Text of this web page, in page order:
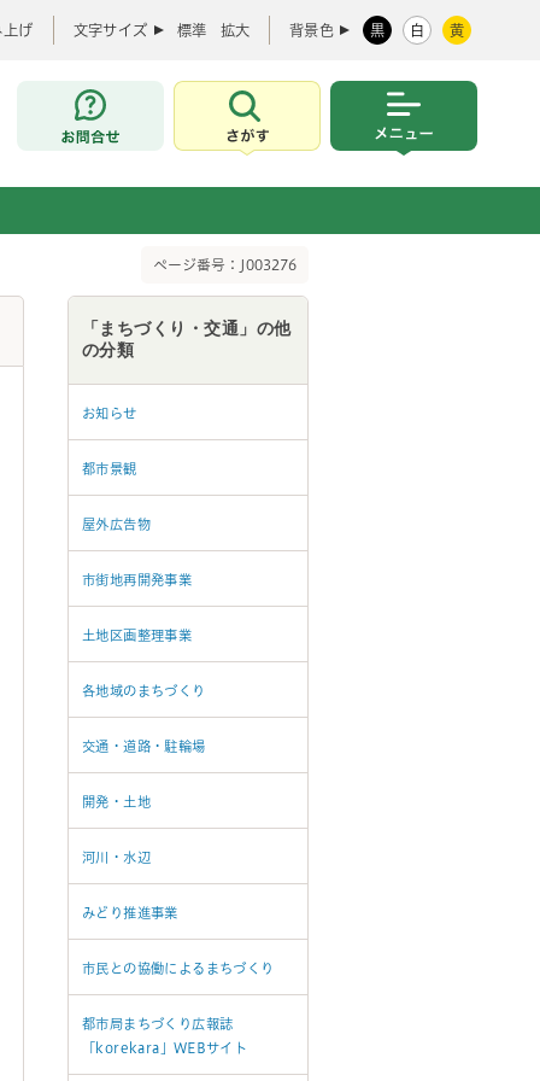
上げ 文字サイズ 標準 拡大 背景色 黒 白 黄
お問合せ
さがす
ページ番号：J003276
「まちづくり・交通」の他
の分類
お知らせ
都市景観
屋外広告物
市街地再開発事業
土地区画整理事業
各地域のまちづくり
交通・道路・駐輪場
開発・土地
河川・水辺
みどり推進事業
市民との協働によるまちづくり
都市局まちづくり広報誌
「korekara」WEBサイト